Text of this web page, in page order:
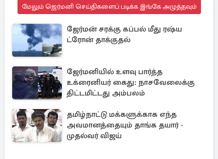
மேலும் ஜெர்மனி செய்திகளைப் படிக்க இங்கே அழுத்தவும்
ஜேர்மன் சரக்கு கப்பல் மீது ரஷ்ய
ட்ரோன் தாக்குதல்
ஜேர்மனியில் உளவு பார்த்த
உக்ரைனியர் கைது: நாசவேலைக்கு
திட்டமிட்டது அம்பலம்
தமிழ்நாட்டு மக்களுக்காக எந்த
அவமானத்தையும் தாங்க தயார் -
முதல்வர் விஜய்